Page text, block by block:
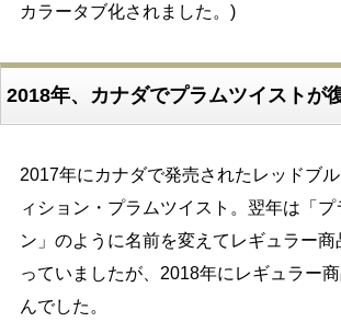
カラータブ化されました。)
2018年、カナダでプラムツイストが
2017年にカナダで発売されたレッドブ
ィション・プラムツイスト。翌年は「プ
ン」のように名前を変えてレギュラー
っていましたが、2018年にレギュラー
んでした。